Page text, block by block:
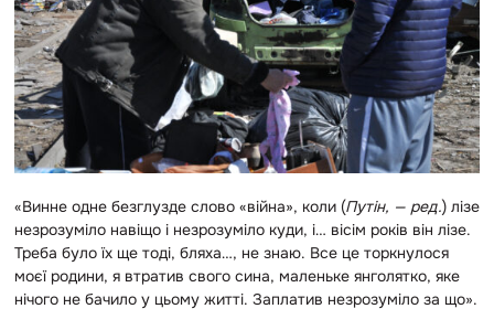
«Винне одне безглузде слово «війна», коли (Путін, — ред.) лізе
незрозуміло навіщо і незрозуміло куди, і… вісім років він лізе.
Треба було їх ще тоді, бляха…, не знаю. Все це торкнулося
моєї родини, я втратив свого сина, маленьке янголятко, яке
нічого не бачило у цьому житті. Заплатив незрозуміло за що».